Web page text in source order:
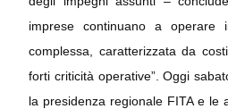
imprese continuano a operare
complessa, caratterizzata da
forti criticità operative”. Oggi
la presidenza regionale FITA e le